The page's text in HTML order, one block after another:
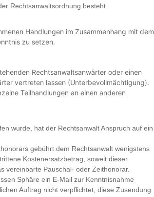
Rechtsanwaltsordnung besteht.
Handlungen im Zusammenhang mit dem
zu setzen.
Rechtsanwaltsanwärter oder einen
vertreten lassen (Unterbevollmächtigung).
Teilhandlungen an einen anderen
wurde, hat der Rechtsanwalt Anspruch auf ein
gebührt dem Rechtsanwalt wenigstens
Kostenersatzbetrag, soweit dieser
vereinbarte Pauschal- oder Zeithonorar.
Sphäre ein E-Mail zur Kenntnisnahme
Auftrag nicht verpflichtet, diese Zusendung